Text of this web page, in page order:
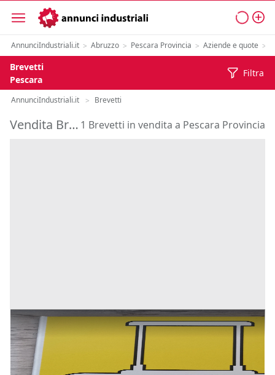
AnnunciIndustriali.it > Abruzzo > Pescara Provincia > Aziende e quote >
Brevetti
Pescara
Filtra
AnnunciIndustriali.it > Brevetti
Vendita Brevetti in Provincia di Pescara 1 Brevetti in vendita a Pescara Provincia
BREVETTO NUOVA VALIGIA DA VIAGGIO
Inserito il: 04/06/2025
Prezzo
1 €